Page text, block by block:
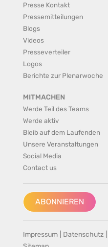
Presse Kontakt
Pressemitteilungen
Blogs
Videos
Presseverteiler
Logos
Berichte zur Plenarwoche
MITMACHEN
Werde Teil des Teams
Werde aktiv
Bleib auf dem Laufenden
Unsere Veranstaltungen
Social Media
Contact us
ABONNIEREN
Impressum Datenschutz